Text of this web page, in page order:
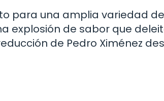
para una amplia variedad
explosión de sabor que
de Pedro Ximénez